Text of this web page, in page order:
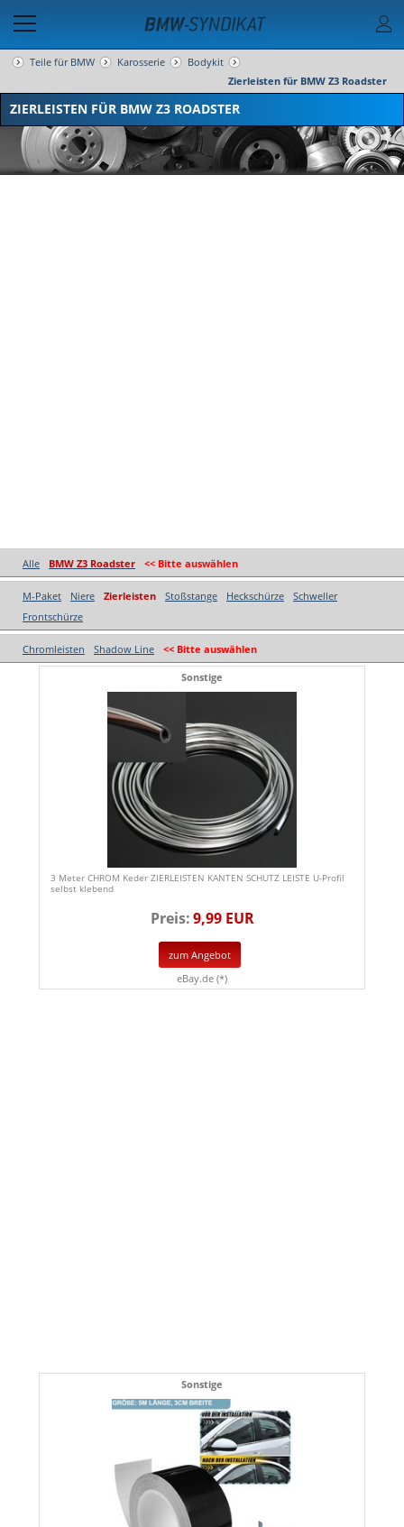
Teile für BMW Karosserie
Bodykit
Zierleisten für BMW Z3 Roadster
ZIERLEISTEN FÜR BMW Z3 ROADSTER
Alle BMW Z3 Roadster << Bitte auswählen
M-Paket Niere Zierleisten Stoßstange Heckschürze
Schweller
Frontschürze
Chromleisten Shadow Line << Bitte auswählen
Sonstige
3 Meter CHROM Keder ZIERLEISTEN KANTEN SCHUTZ LEISTE U-Profil
selbst klebend
Preis:9,99 EUR
zum Angebot
eBay.de (*)
Sonstige